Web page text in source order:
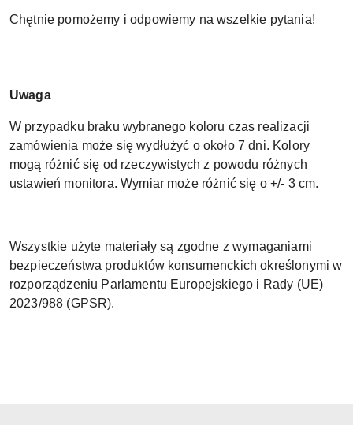
Chętnie pomożemy i odpowiemy na wszelkie pytania!
Uwaga
W przypadku braku wybranego koloru czas realizacji
zamówienia może się wydłużyć o około 7 dni. Kolory
mogą różnić się od rzeczywistych z powodu różnych
ustawień monitora. Wymiar może różnić się o +/- 3 cm.
Wszystkie użyte materiały są zgodne z wymaganiami
bezpieczeństwa produktów konsumenckich określonymi w
rozporządzeniu Parlamentu Europejskiego i Rady (UE)
2023/988 (GPSR).